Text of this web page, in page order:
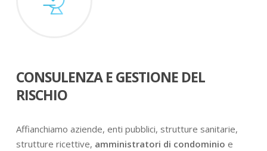
CONSULENZA E GESTIONE DEL
RISCHIO
Affianchiamo aziende, enti pubblici, strutture sanitarie,
strutture ricettive, amministratori di condominio e